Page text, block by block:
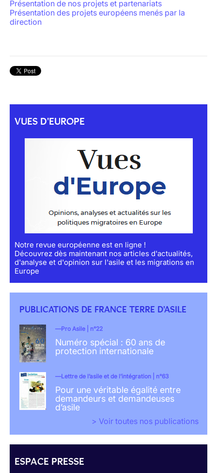
Présentation de nos projets et partenariats
Présentation des projets européens menés par la
direction
VUES D'EUROPE
Notre revue européenne est en ligne !
Découvrez dès maintenant nos articles d'actualités,
d'analyse et d'opinion sur l'asile et les migrations en
Europe
PUBLICATIONS DE FRANCE TERRE D'ASILE
Pro Asile | n°22
Numéro spécial : 60 ans de
protection internationale
Lettre de l’asile et de l’intégration | n°63
Pour une véritable égalité entre
demandeurs et demandeuses
d’asile
> Voir toutes nos publications
ESPACE PRESSE